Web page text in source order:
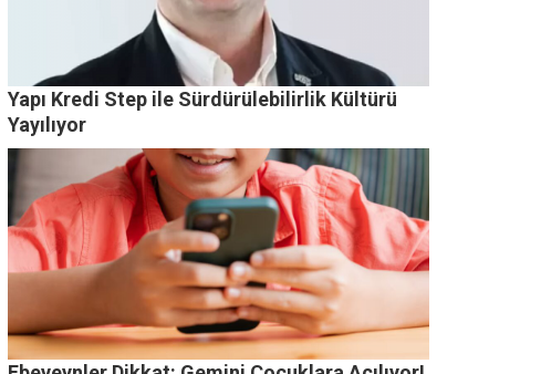
Yapı Kredi Step ile Sürdürülebilirlik Kültürü
Yayılıyor